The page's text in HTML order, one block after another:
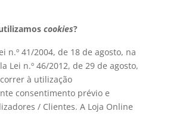
cookies?
n.º 41/2004, de 18 de agosto, na
Lei n.º 46/2012, de 29 de agosto,
à utilização
consentimento prévio e
/ Clientes. A Loja Online